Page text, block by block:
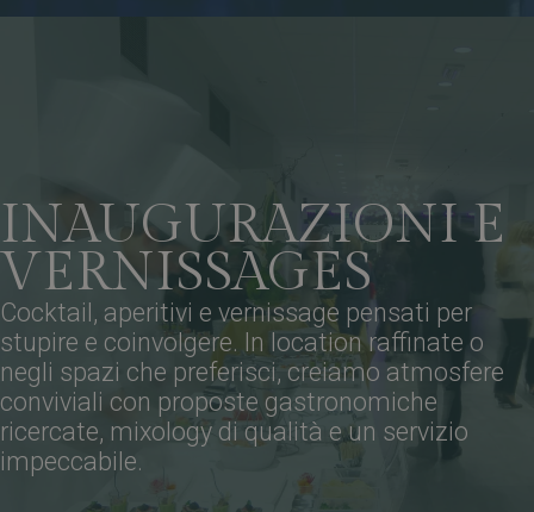
INAUGURAZIONI E
VERNISSAGES
Cocktail, aperitivi e vernissage pensati per
stupire e coinvolgere. In location raffinate o
negli spazi che preferisci, creiamo atmosfere
conviviali con proposte gastronomiche
ricercate, mixology di qualità e un servizio
impeccabile.